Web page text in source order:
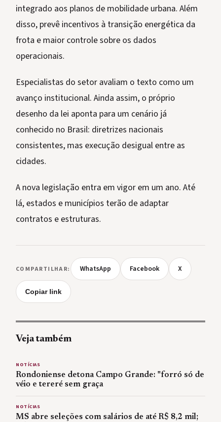
integrado aos planos de mobilidade urbana. Além
disso, prevê incentivos à transição energética da
frota e maior controle sobre os dados
operacionais.
Especialistas do setor avaliam o texto como um
avanço institucional. Ainda assim, o próprio
desenho da lei aponta para um cenário já
conhecido no Brasil: diretrizes nacionais
consistentes, mas execução desigual entre as
cidades.
A nova legislação entra em vigor em um ano. Até
lá, estados e municípios terão de adaptar
contratos e estruturas.
COMPARTILHAR: WhatsApp Facebook X
Copiar link
Veja também
NOTÍCIAS
Rondoniense detona Campo Grande: "forró só de
véio e tereré sem graça
NOTÍCIAS
MS abre seleções com salários de até R$ 8,2 mil;